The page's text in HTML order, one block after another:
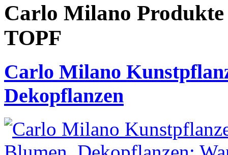
Carlo Milano
TOPF
Carlo Milano
Dekopflanzen